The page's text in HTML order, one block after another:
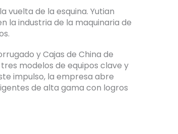
vuelta de la esquina. Yutian
la industria de la maquinaria de
y Cajas de China de
modelos de equipos clave y
impulso, la empresa abre
de alta gama con logros